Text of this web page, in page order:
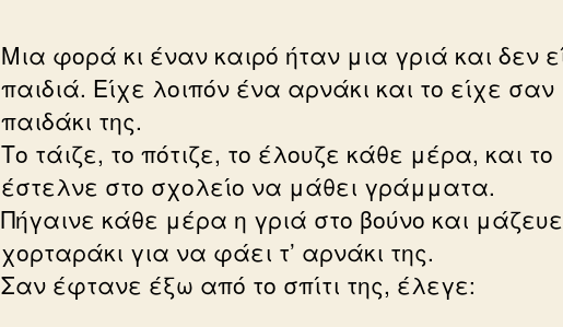
Μια φορά κι έναν καιρό ήταν μια γριά και δεν
παιδιά. Είχε λοιπόν ένα αρνάκι και το είχε σαν
παιδάκι της.
Το τάιζε, το πότιζε, το έλουζε κάθε μέρα, και το
έστελνε στο σχολείο να μάθει γράμματα.
Πήγαινε κάθε μέρα η γριά στο βούνο και μάζευε
χορταράκι για να φάει τ’ αρνάκι της.
Σαν έφτανε έξω από το σπίτι της, έλεγε: